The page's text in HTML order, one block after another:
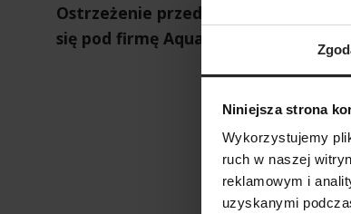
Niniejsza strona
Wykorzystujemy
ruch w naszej
reklamowym i
uzyskanymi
Ostrzeżenie przed stroną
się pod firmę Aquael